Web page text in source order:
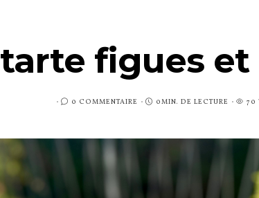
tarte figues et
PUBLIÉ0 COMMENTAIRE 0MIN. DE LECTURE 70